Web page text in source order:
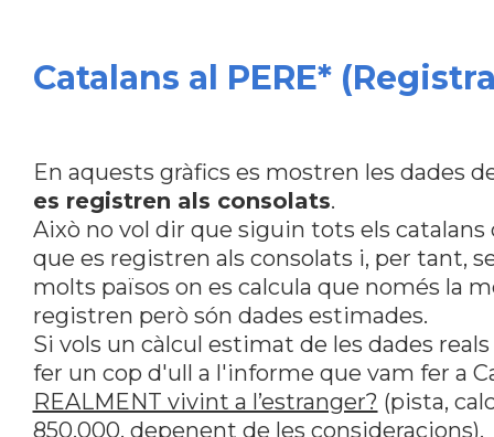
Catalans al PERE*
En aquests gràfics es mostren les dades
es registren als consolats.
Això no vol dir que siguin tots els
que es registren als consolats i, per tant,
molts països on es calcula que només la
registren però són dades estimades.
Si vols un càlcul estimat de les dades
fer un cop d'ull a l'informe que vam fer a
REALMENT vivint a l’estranger? (pista,
850.000, depenent de les consideracions).